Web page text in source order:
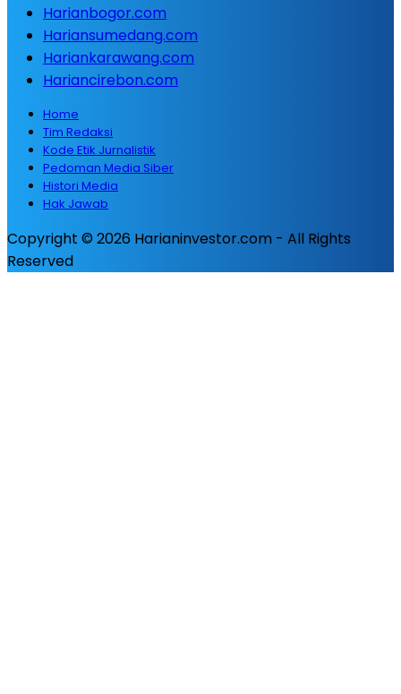
Harianbogor.com
Hariansumedang.com
Hariankarawang.com
Hariancirebon.com
Home
Tim Redaksi
Kode Etik Jurnalistik
Pedoman Media Siber
Histori Media
Hak Jawab
Copyright © 2026 Harianinvestor.com - All Rights
Reserved